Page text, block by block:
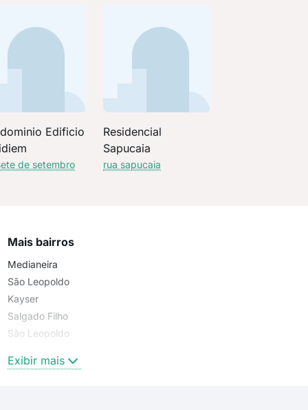
Edificio
de setembro
Residencial
Sapucaia
rua sapucaia
Mais bairros
Medianeira
São Leopoldo
Kayser
Salgado Filho
São Leopoldo
Exibir mais